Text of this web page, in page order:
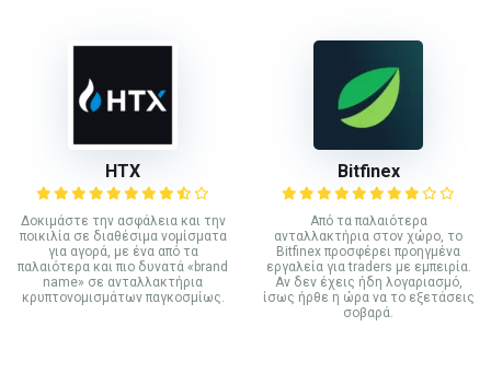
HTX
Δοκιμάστε την ασφάλεια και την
ποικιλία σε διαθέσιμα νομίσματα
για αγορά, με ένα από τα
παλαιότερα και πιο δυνατά «brand
name» σε ανταλλακτήρια
κρυπτονομισμάτων παγκοσμίως.
Bitfinex
Από τα παλαιότερα
ανταλλακτήρια στον χώρο, το
Bitfinex προσφέρει προηγμένα
εργαλεία για traders με εμπειρία.
Αν δεν έχεις ήδη λογαριασμό,
ίσως ήρθε η ώρα να το εξετάσεις
σοβαρά.